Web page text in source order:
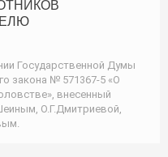
Государственной Думы
закона № 571367-5 «О
внесенный
О.Г.Дмитриевой,